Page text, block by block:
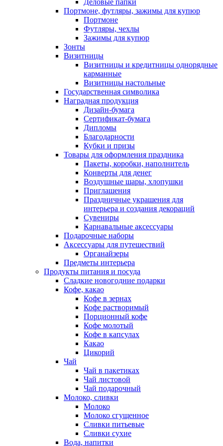
Деловые папки
Портмоне, футляры, зажимы для купюр
Портмоне
Футляры, чехлы
Зажимы для купюр
Зонты
Визитницы
Визитницы и кредитницы однорядные
карманные
Визитницы настольные
Государственная символика
Наградная продукция
Дизайн-бумага
Сертификат-бумага
Дипломы
Благодарности
Кубки и призы
Товары для оформления праздника
Пакеты, коробки, наполнитель
Конверты для денег
Воздушные шары, хлопушки
Приглашения
Праздничные украшения для
интерьера и создания декораций
Сувениры
Карнавальные аксессуары
Подарочные наборы
Аксессуары для путешествий
Органайзеры
Предметы интерьера
Продукты питания и посуда
Сладкие новогодние подарки
Кофе, какао
Кофе в зернах
Кофе растворимый
Порционный кофе
Кофе молотый
Кофе в капсулах
Какао
Цикорий
Чай
Чай в пакетиках
Чай листовой
Чай подарочный
Молоко, сливки
Молоко
Молоко сгущенное
Сливки питьевые
Сливки сухие
Вода, напитки